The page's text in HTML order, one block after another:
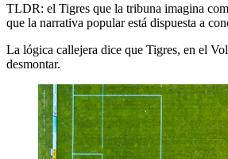
TLDR: el Tigres que la tribuna imagina
que la narrativa popular está dispuesta a
La lógica callejera dice que Tigres, en el
desmontar.